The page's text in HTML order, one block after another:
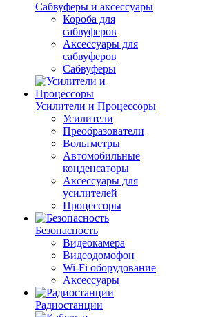
Сабвуферы и аксессуары
Короба для
сабвуферов
Аксессуары для
сабвуферов
Сабвуферы
Усилители и Процессоры
Усилители
Преобразователи
Вольтметры
Автомобильные
конденсаторы
Аксессуары для
усилителей
Процессоры
Безопасность
Видеокамера
Видеодомофон
Wi-Fi оборудование
Аксессуары
Радиостанции